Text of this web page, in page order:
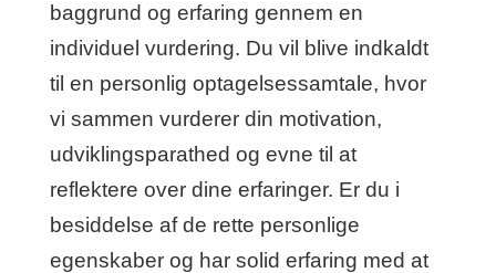
baggrund og erfaring gennem en
individuel vurdering. Du vil blive indkaldt
til en personlig optagelsessamtale, hvor
vi sammen vurderer din motivation,
udviklingsparathed og evne til at
reflektere over dine erfaringer. Er du i
besiddelse af de rette personlige
egenskaber og har solid erfaring med at